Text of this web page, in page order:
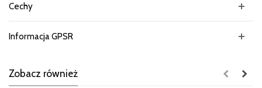
Cechy
Informacja GPSR
Zobacz również